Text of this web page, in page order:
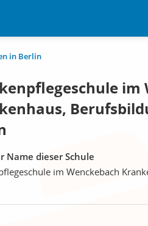
in Berlin
im
Name dieser Schule
im Wenckebach